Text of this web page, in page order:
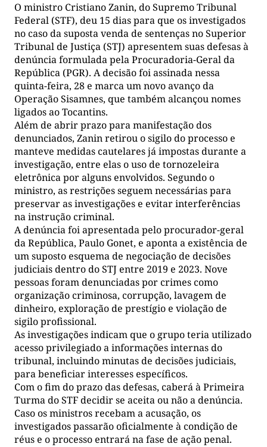
O ministro Cristiano Zanin, do Supremo Tribunal
Federal (STF), deu 15 dias para que os investigados
no caso da suposta venda de sentenças no Superior
Tribunal de Justiça (STJ) apresentem suas defesas à
denúncia formulada pela Procuradoria-Geral da
República (PGR). A decisão foi assinada nessa
quinta-feira, 28 e marca um novo avanço da
Operação Sisamnes, que também alcançou nomes
ligados ao Tocantins.
Além de abrir prazo para manifestação dos
denunciados, Zanin retirou o sigilo do processo e
manteve medidas cautelares já impostas durante a
investigação, entre elas o uso de tornozeleira
eletrônica por alguns envolvidos. Segundo o
ministro, as restrições seguem necessárias para
preservar as investigações e evitar interferências
na instrução criminal.
A denúncia foi apresentada pelo procurador-geral
da República, Paulo Gonet, e aponta a existência de
um suposto esquema de negociação de decisões
judiciais dentro do STJ entre 2019 e 2023. Nove
pessoas foram denunciadas por crimes como
organização criminosa, corrupção, lavagem de
dinheiro, exploração de prestígio e violação de
sigilo profissional.
As investigações indicam que o grupo teria utilizado
acesso privilegiado a informações internas do
tribunal, incluindo minutas de decisões judiciais,
para beneficiar interesses específicos.
Com o fim do prazo das defesas, caberá à Primeira
Turma do STF decidir se aceita ou não a denúncia.
Caso os ministros recebam a acusação, os
investigados passarão oficialmente à condição de
réus e o processo entrará na fase de ação penal.